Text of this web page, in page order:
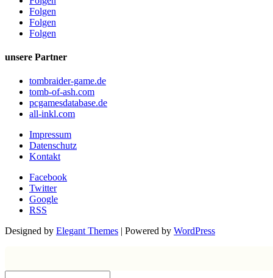
Folgen
Folgen
Folgen
unsere Partner
tombraider-game.de
tomb-of-ash.com
pcgamesdatabase.de
all-inkl.com
Impressum
Datenschutz
Kontakt
Facebook
Twitter
Google
RSS
Designed by Elegant Themes | Powered by WordPress